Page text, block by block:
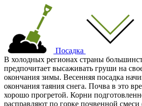
Посадка
В холодных регионах страны
предпочитает высаживать груши на
окончания зимы. Весенняя посадка
окончания таяния снега. Почва в это
хорошо прогретой. Корни
расправляют по горке почвенной